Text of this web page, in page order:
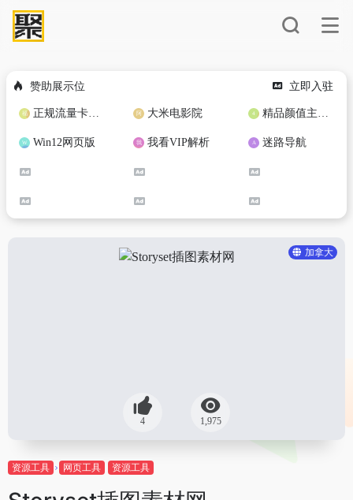
赞助展示位 立即入驻
正规流量卡免费加盟合作 大米电影院 精品颜值主播定制
Win12网页版 我看VIP解析 迷路导航
加拿大
4 1,975
资源工具 网页工具 资源工具